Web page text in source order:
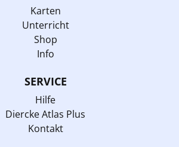
Karten
Unterricht
Shop
Info
SERVICE
Hilfe
Diercke Atlas Plus
Kontakt